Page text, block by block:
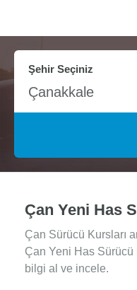
Şehir Seçiniz
Çanakkale
Çan Yeni Has
Çan Sürücü Kursları
Çan Yeni Has Sürücü
bilgi al ve incele.